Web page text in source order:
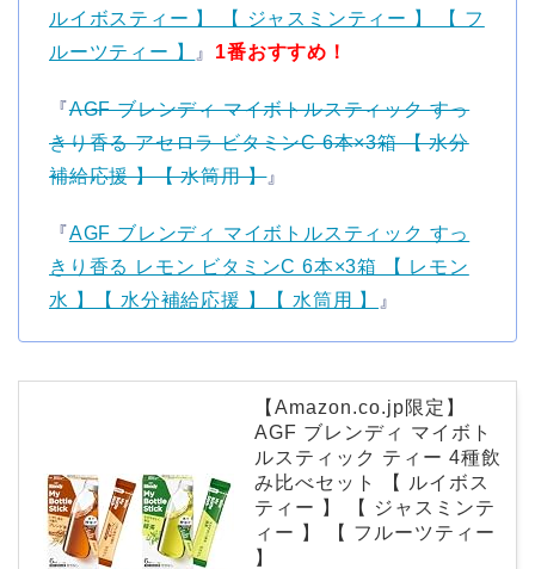
ルイボスティー 】 【 ジャスミンティー 】 【 フ
ルーツティー 】
』 1番おすすめ！
『AGF ブレンディ マイボトルスティック すっ
きり香る アセロラ ビタミンC 6本×3箱 【 水分
補給応援 】【 水筒用 】』
『AGF ブレンディ マイボトルスティック すっ
きり香る レモン ビタミンC 6本×3箱 【 レモン
水 】【 水分補給応援 】【 水筒用 】
』
【Amazon.co.jp限定】
AGF ブレンディ マイボト
ルスティック ティー 4種飲
み比べセット 【 ルイボス
ティー 】 【 ジャスミンテ
ィー 】 【 フルーツティー
】